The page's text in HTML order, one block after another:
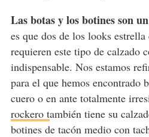
Las botas y los botines son
es que dos de los looks
requieren este tipo de calzado
indispensable. Nos estamos
para el que hemos encontrado
cuero o en ante totalmente
rockero también tiene su
botines de tacón medio con